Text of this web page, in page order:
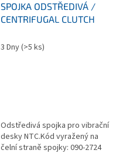
SPOJKA ODSTŘEDIVÁ /
CENTRIFUGAL CLUTCH
3 Dny(>5 ks)
Odstředivá spojka pro vibrační
desky NTC.Kód vyražený na
čelní straně spojky: 090-2724